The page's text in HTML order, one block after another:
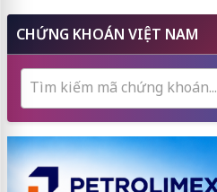
CHỨNG KHOÁN VIỆT NAM
Tìm kiếm mã chứng khoán...